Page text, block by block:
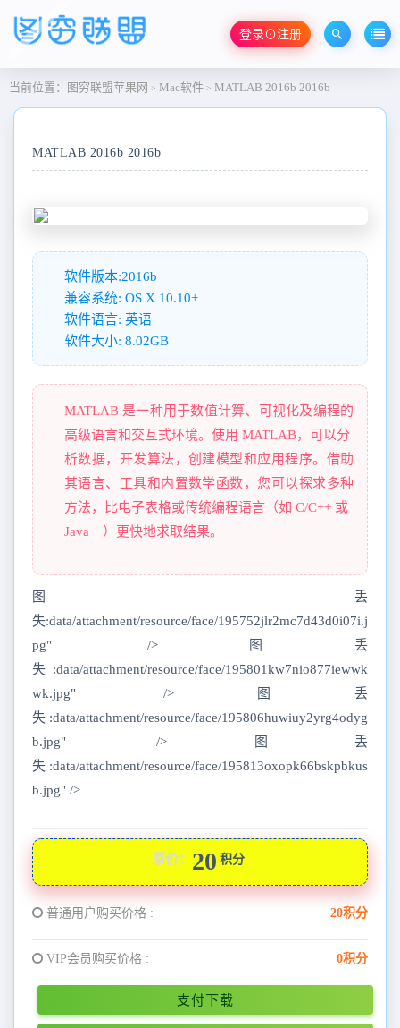
登录⊙注册
当前位置： 图穷联盟苹果网 > Mac软件 > MATLAB 2016b 2016b
MATLAB 2016b 2016b
软件版本:2016b
兼容系统: OS X 10.10+
软件语言: 英语
软件大小: 8.02GB
MATLAB 是一种用于数值计算、可视化及编程的
高级语言和交互式环境。使用 MATLAB，可以分
析数据，开发算法，创建模型和应用程序。借助
其语言、工具和内置数学函数，您可以探求多种
方法，比电子表格或传统编程语言（如 C/C++ 或
Java™）更快地求取结果。
图丢
失:data/attachment/resource/face/195752jlr2mc7d43d0i07i.j
pg" />图丢
失:data/attachment/resource/face/195801kw7nio877iewwk
wk.jpg" />图丢
失:data/attachment/resource/face/195806huwiuy2yrg4odyg
b.jpg" />图丢
失:data/attachment/resource/face/195813oxopk66bskpbkus
b.jpg" />
原价： 20 积分
普通用户购买价格 : 20积分
VIP会员购买价格 : 0积分
支付下载